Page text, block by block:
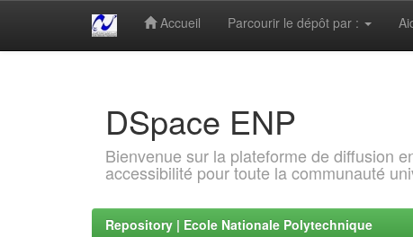
Accueil Parcourir le dépôt par :
DSpace ENP
Bienvenue sur la plateforme de diffusion
accessibilité pour toute la communauté
Repository | Ecole Nationale Polytechnique